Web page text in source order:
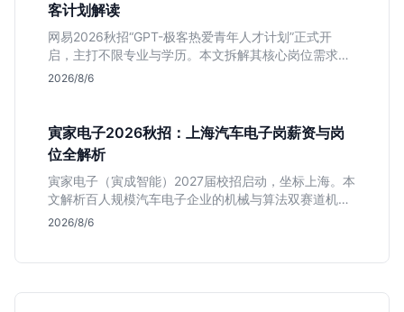
客计划解读
网易2026秋招“GPT-极客热爱青年人才计划”正式开
启，主打不限专业与学历。本文拆解其核心岗位需求
（技术研发、游戏策划、算法），分析非科班同学的投
2026/8/6
寅家电子2026秋招：上海汽车电子岗薪资与岗
位全解析
寅家电子（寅成智能）2027届校招启动，坐标上海。本
文解析百人规模汽车电子企业的机械与算法双赛道机
会，分析薪资面议背后的含金量及应届生成长路径，助
2026/8/6